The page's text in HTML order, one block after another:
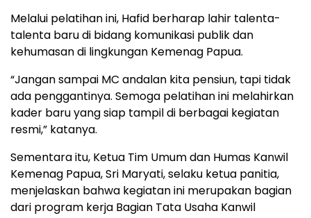
Melalui pelatihan ini, Hafid berharap lahir talenta-
talenta baru di bidang komunikasi publik dan
kehumasan di lingkungan Kemenag Papua.
“Jangan sampai MC andalan kita pensiun, tapi tidak
ada penggantinya. Semoga pelatihan ini melahirkan
kader baru yang siap tampil di berbagai kegiatan
resmi,” katanya.
Sementara itu, Ketua Tim Umum dan Humas Kanwil
Kemenag Papua, Sri Maryati, selaku ketua panitia,
menjelaskan bahwa kegiatan ini merupakan bagian
dari program kerja Bagian Tata Usaha Kanwil